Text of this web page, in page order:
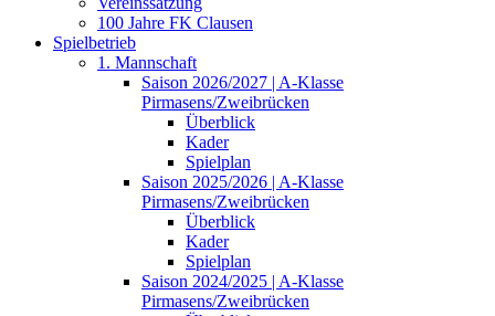
100 Jahre FK Clausen
Spielbetrieb
1. Mannschaft
Saison 2026/2027 | A-Klasse
Pirmasens/Zweibrücken
Überblick
Kader
Spielplan
Saison 2025/2026 | A-Klasse
Pirmasens/Zweibrücken
Überblick
Kader
Spielplan
Saison 2024/2025 | A-Klasse
Pirmasens/Zweibrücken